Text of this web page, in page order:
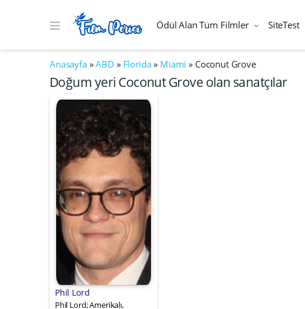
Ödül Alan Tüm Filmler SiteTest
Anasayfa»ABD » Florida» Miami » Coconut Grove
Doğum yeri Coconut Grove olan sanatçılar
Phil Lord
Phil Lord; Amerikalı,